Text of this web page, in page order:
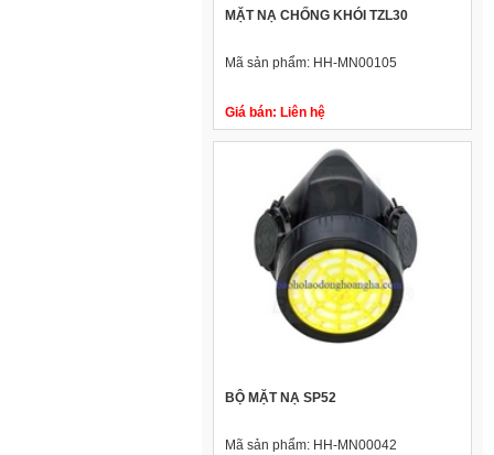
MẶT NẠ CHỐNG KHÓI TZL30
Mã sản phẩm: HH-MN00105
Giá bán: Liên hệ
BỘ MẶT NẠ SP52
Mã sản phẩm: HH-MN00042